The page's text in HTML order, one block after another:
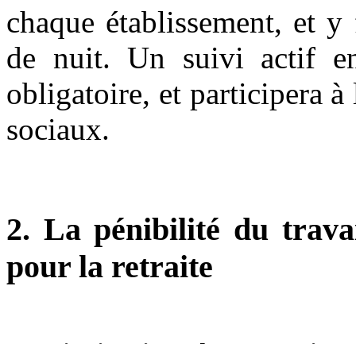
chaque établissement, et
de nuit. Un suivi actif
obligatoire, et participera
sociaux.
2. La pénibilité du
pour la retraite